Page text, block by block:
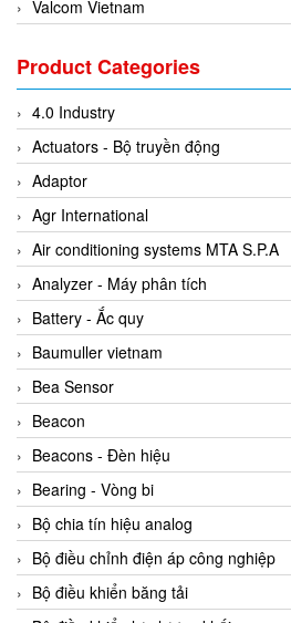
Valcom Vietnam
3CTEST Vietnam
4B VietNam Vietnam
ABB Vietnam
AC Infinity Vietnam
AC&E Telecommunications
AC&T Vietnam
Accepta Vietnam
ACCUMAC Vietnam
AccuWeb Vietnam
Acey
ACOEM Vietnam
ADCA Vietnam
ADFweb Vietnam
Adler Vietnam
Ados Vietnam
Advanced Energy Vietnam
Product Categories
4.0 Industry
Actuators - Bộ truyền động
Adaptor
Agr International
Air conditioning systems MTA S.P.A
Analyzer - Máy phân tích
Battery - Ắc quy
Baumuller vietnam
Bea Sensor
Beacon
Beacons - Đèn hiệu
Bearing - Vòng bi
Bộ chia tín hiệu analog
Bộ điều chỉnh điện áp công nghiệp
Bộ điều khiển băng tải